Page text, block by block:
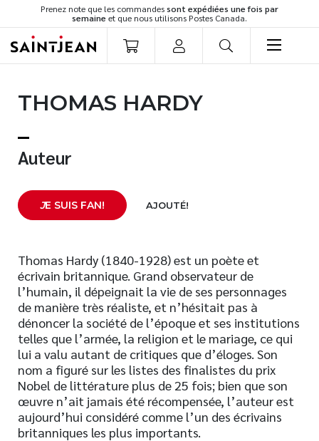
Prenez note que les commandessont expédiées une fois par
semaine et que nous utilisons Postes Canada.
Romans
Développement personnel
Spiritualité
Famille
Témoignages
Vie pratique
Finances
Nouveautés
Numérique
Livres audio
Meilleurs vendeurs
Page vedette
THOMAS HARDY
Auteur
JE SUIS FAN! AJOUTÉ!
Thomas Hardy (1840-1928) est un poète et
écrivain britannique. Grand observateur de
l’humain, il dépeignait la vie de ses personnages
de manière très réaliste, et n’hésitait pas à
dénoncer la société de l’époque et ses institutions
telles que l’armée, la religion et le mariage, ce qui
lui a valu autant de critiques que d’éloges. Son
nom a figuré sur les listes des finalistes du prix
Nobel de littérature plus de 25 fois; bien que son
œuvre n’ait jamais été récompensée, l’auteur est
aujourd’hui considéré comme l’un des écrivains
britanniques les plus importants.